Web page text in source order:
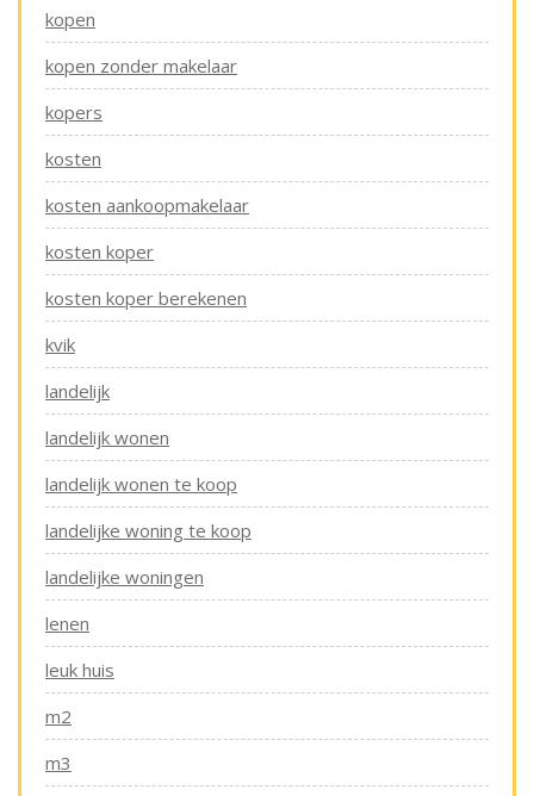
kopen
kopen zonder makelaar
kopers
kosten
kosten aankoopmakelaar
kosten koper
kosten koper berekenen
kvik
landelijk
landelijk wonen
landelijk wonen te koop
landelijke woning te koop
landelijke woningen
lenen
leuk huis
m2
m3